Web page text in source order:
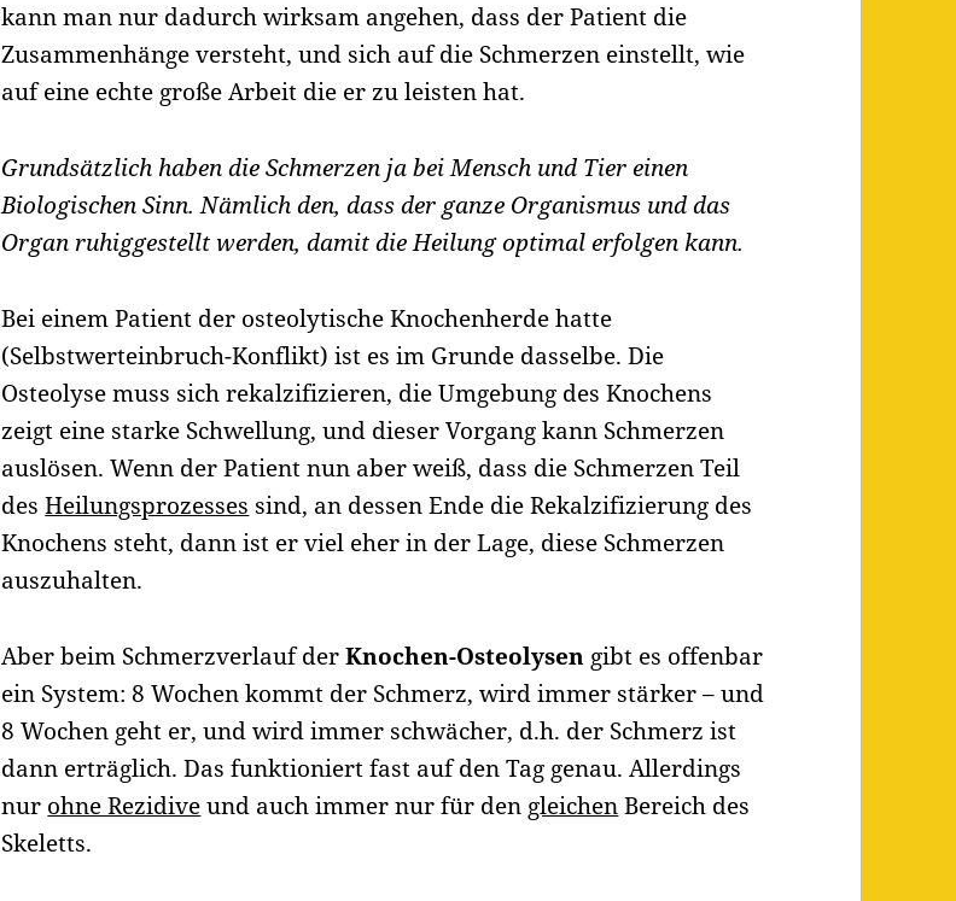
kann man nur dadurch wirksam angehen, dass der Patient die
Zusammenhänge versteht, und sich auf die Schmerzen einstellt, wie
auf eine echte große Arbeit die er zu leisten hat.
Grundsätzlich haben die Schmerzen ja bei Mensch und Tier einen
Biologischen Sinn. Nämlich den, dass der ganze Organismus und das
Organ ruhiggestellt werden, damit die Heilung optimal erfolgen kann.
Bei einem Patient der osteolytische Knochenherde hatte
(Selbstwerteinbruch-Konflikt) ist es im Grunde dasselbe. Die
Osteolyse muss sich rekalzifizieren, die Umgebung des Knochens
zeigt eine starke Schwellung, und dieser Vorgang kann Schmerzen
auslösen. Wenn der Patient nun aber weiß, dass die Schmerzen Teil
desHeilungsprozesses sind, an dessen Ende die Rekalzifizierung des
Knochens steht, dann ist er viel eher in der Lage, diese Schmerzen
auszuhalten.
Aber beim Schmerzverlauf derKnochen-Osteolysen gibt es offenbar
ein System: 8 Wochen kommt der Schmerz, wird immer stärker – und
8 Wochen geht er, und wird immer schwächer, d.h. der Schmerz ist
dann erträglich. Das funktioniert fast auf den Tag genau. Allerdings
nur ohne Rezidiveund auch immer nur für den gleichenBereich des
Skeletts.